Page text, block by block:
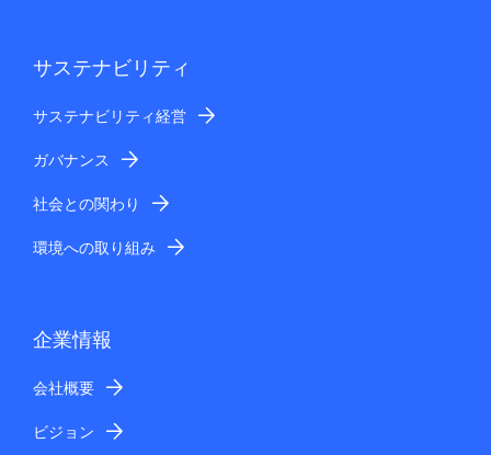
及び委託先企業が運営するサーバで適切に管理させてい
個人情報に関するお問い合わせ先
お預かりいたしましたお客さまの個人情報に関するお問
の管理について」に記載の窓口までお問い合わせくださ
お問い合わせへの回答
わせ内容によっては、電話や書面にて回答させていただ
なお、ご要望に沿えない場合もありますので予めご了承
ください。
土曜日、日曜日・祝日など当社休業日および営業時間外
サステナビリティ
サステナビリティ経営
ガバナンス
社会との関わり
環境への取り組み
企業情報
会社概要
ビジョン